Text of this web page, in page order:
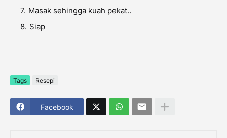
Masak sehingga kuah pekat..
Siap
Tags Resepi
Facebook